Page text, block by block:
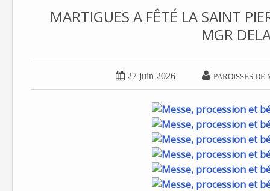
MARTIGUES A FÊTÉ LA SAINT
MGR
 27 juin 2026  PAROISSES DE